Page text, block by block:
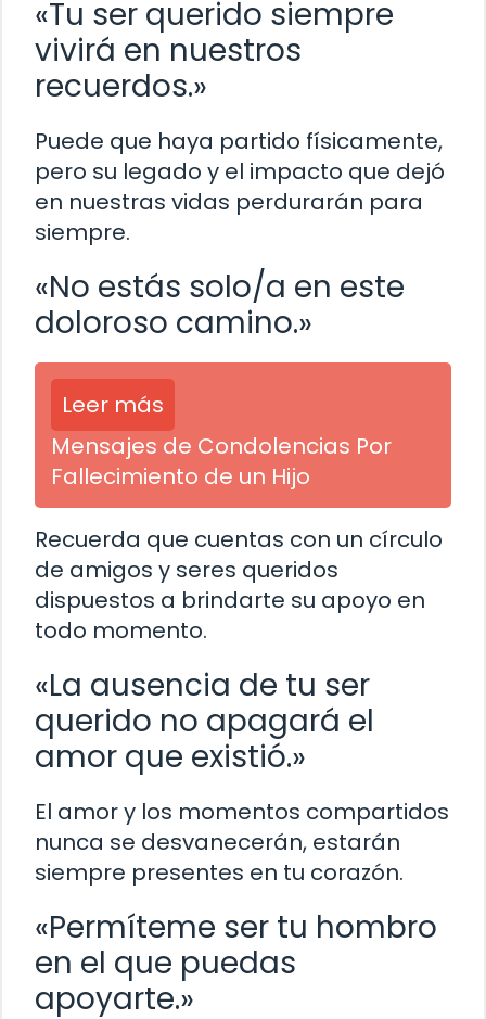
«Tu ser querido siempre
vivirá en nuestros
recuerdos.»
Puede que haya partido físicamente,
pero su legado y el impacto que dejó
en nuestras vidas perdurarán para
siempre.
«No estás solo/a en este
doloroso camino.»
Leer más
Mensajes de Condolencias Por
Fallecimiento de un Hijo
Recuerda que cuentas con un círculo
de amigos y seres queridos
dispuestos a brindarte su apoyo en
todo momento.
«La ausencia de tu ser
querido no apagará el
amor que existió.»
El amor y los momentos compartidos
nunca se desvanecerán, estarán
siempre presentes en tu corazón.
«Permíteme ser tu hombro
en el que puedas
apoyarte.»